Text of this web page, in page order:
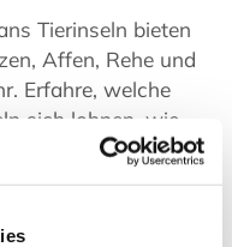
Tierinseln bieten
Affen, Rehe und
Erfahre, welche
sich lohnen, wie
hinkommt und was
beachten gibt ➤
lesen